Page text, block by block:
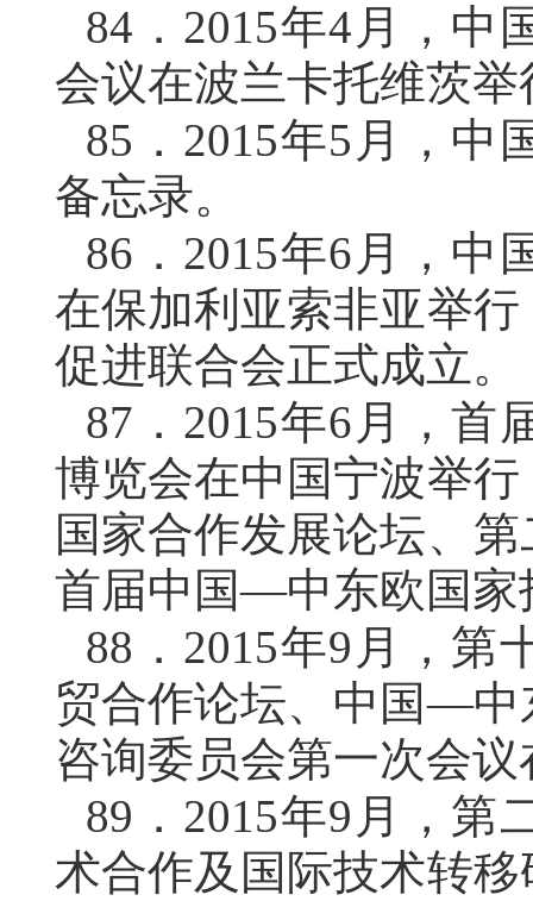
84． 2015年4月，中
会议在波兰卡托维茨举
85． 2015年5月，中
备忘录。
86． 2015年6月，中
在保加利亚索非亚举
促进联合会正式成立。
87． 2015年6月，首
博览会在中国宁波举
国家合作发展论坛、
首届中国—中东欧国家
88． 2015年9月，第
贸合作论坛、中国—中
咨询委员会第一次会
89． 2015年9月，第
术合作及国际技术转